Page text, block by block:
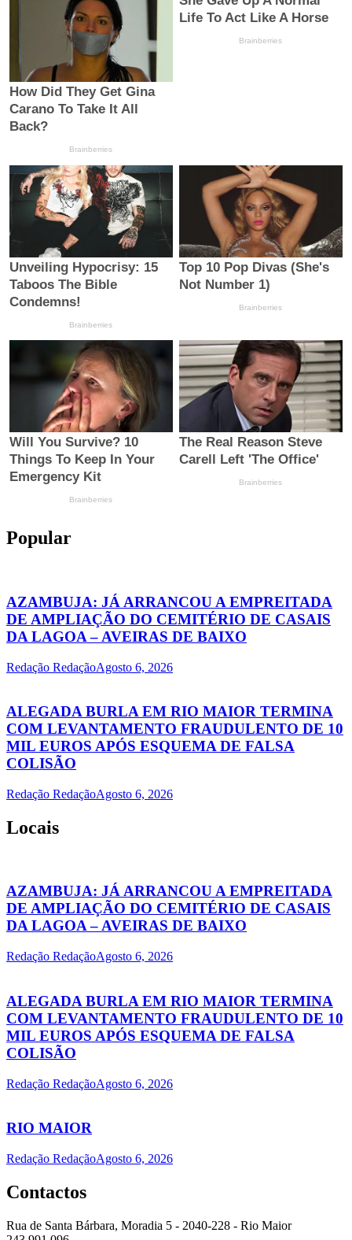
Popular
AZAMBUJA: JÁ ARRANCOU A EMPREITADA
DE AMPLIAÇÃO DO CEMITÉRIO DE CASAIS
DA LAGOA – AVEIRAS DE BAIXO
Redação RedaçãoAgosto 6, 2026
ALEGADA BURLA EM RIO MAIOR TERMINA
COM LEVANTAMENTO FRAUDULENTO DE 10
MIL EUROS APÓS ESQUEMA DE FALSA
COLISÃO
Redação RedaçãoAgosto 6, 2026
Locais
AZAMBUJA: JÁ ARRANCOU A EMPREITADA
DE AMPLIAÇÃO DO CEMITÉRIO DE CASAIS
DA LAGOA – AVEIRAS DE BAIXO
Redação RedaçãoAgosto 6, 2026
ALEGADA BURLA EM RIO MAIOR TERMINA
COM LEVANTAMENTO FRAUDULENTO DE 10
MIL EUROS APÓS ESQUEMA DE FALSA
COLISÃO
Redação RedaçãoAgosto 6, 2026
RIO MAIOR
Redação RedaçãoAgosto 6, 2026
Contactos
Rua de Santa Bárbara, Moradia 5 - 2040-228 - Rio Maior